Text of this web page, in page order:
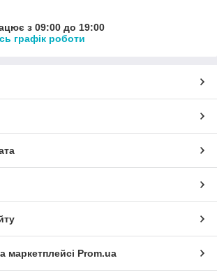
з 09:00 до 19:00
графік роботи
маркетплейсі Prom.ua